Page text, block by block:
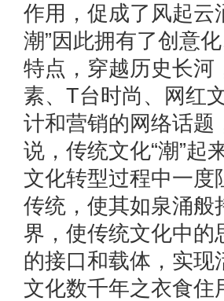
作用，促成了风起云
潮”因此拥有了创意
特点，穿越历史长河
素、T台时尚、网红
计和营销的网络话
说，传统文化“潮”起
文化转型过程中一度
传统，使其如泉涌般
界，使传统文化中的
的接口和载体，实现
文化数千年之衣食住